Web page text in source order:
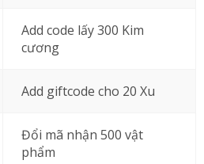
Add code lấy 300 Kim
cương
Add giftcode cho 20 Xu
Đổi mã nhận 500 vật
phẩm